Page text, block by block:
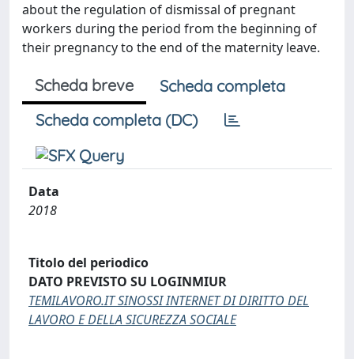
about the regulation of dismissal of pregnant
workers during the period from the beginning of
their pregnancy to the end of the maternity leave.
Scheda breve
Scheda completa
Scheda completa (DC)
Data
2018
Titolo del periodico
DATO PREVISTO SU LOGINMIUR
TEMILAVORO.IT SINOSSI INTERNET DI DIRITTO DEL
LAVORO E DELLA SICUREZZA SOCIALE